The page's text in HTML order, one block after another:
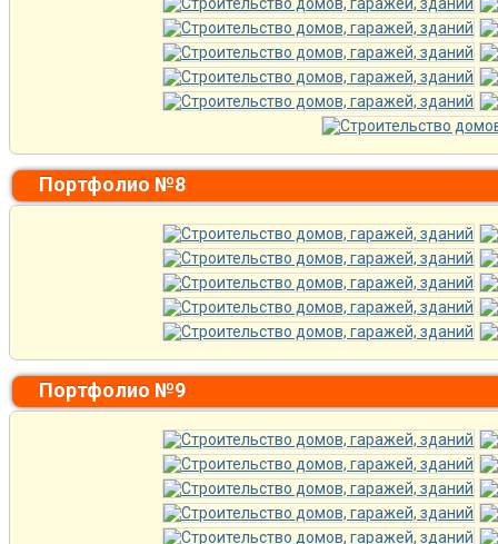
Портфолио №8
Портфолио №9